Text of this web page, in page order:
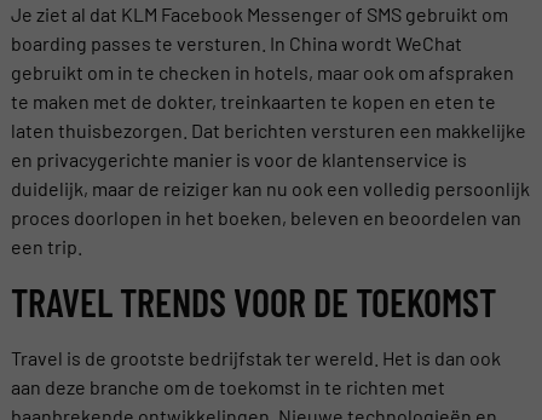
Je ziet al dat KLM Facebook Messenger of SMS gebruikt om
boarding passes te versturen. In China wordt WeChat
gebruikt om in te checken in hotels, maar ook om afspraken
te maken met de dokter, treinkaarten te kopen en eten te
laten thuisbezorgen. Dat berichten versturen een makkelijke
en privacygerichte manier is voor de klantenservice is
duidelijk, maar de reiziger kan nu ook een volledig persoonlijk
proces doorlopen in het boeken, beleven en beoordelen van
een trip.
TRAVEL TRENDS VOOR DE TOEKOMST
Travel is de grootste bedrijfstak ter wereld. Het is dan ook
aan deze branche om de toekomst in te richten met